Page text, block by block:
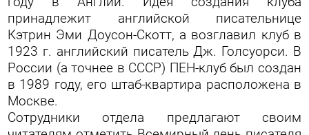
принадлежит английской писательнице
Кэтрин Эми Доусон-Скотт, а возглавил клуб в
1923 г. английский писатель Дж. Голсуорси. В
России (а точнее в СССР) ПЕН-клуб был создан
в 1989 году, его штаб-квартира расположена в
Москве.
Сотрудники отдела предлагают своим